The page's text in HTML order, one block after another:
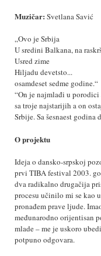
Muzičar: Svetlana Savić
„Ovo je Srbija
U sredini Balkana, na
Usred zime
Hiljadu devetsto...
osamdeset sedme godine.“
“On je najmlađi u porodici
sa troje najstarijih a on
Srbije. Sa šesnaest
O projektu
Ideja o dansko-srpskoj
prvi TIBA festival 2003.
dva radikalno drugačija
procesu učinilo mi se kao
pronađem prave ljude.
međunarodno orijentisan
mlade – me je uskoro
potpuno odgovara.